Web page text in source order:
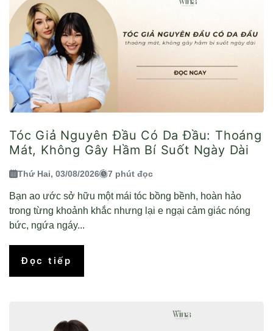
Tóc Giả Nguyên Đầu Có Da Đầu: Thoáng
Mát, Không Gây Hầm Bí Suốt Ngày Dài
Thứ Hai, 03/08/2026 7 phút đọc
Bạn ao ước sở hữu một mái tóc bồng bềnh, hoàn hảo
trong từng khoảnh khắc nhưng lại e ngại cảm giác nóng
bức, ngứa ngáy...
Đọc tiếp